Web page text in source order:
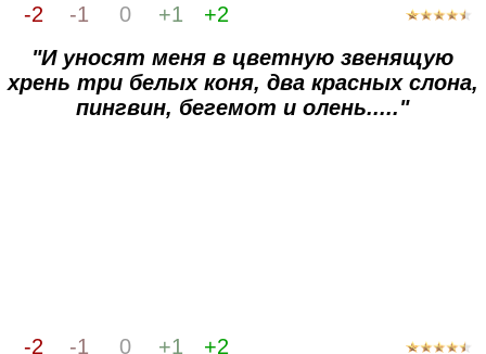
-2 -1 0 +1
+2
"И уносят меня в цветную звенящую
хрень три белых коня, два красных слона,
пингвин, бегемот и олень....."
-2 -1 0 +1 +2